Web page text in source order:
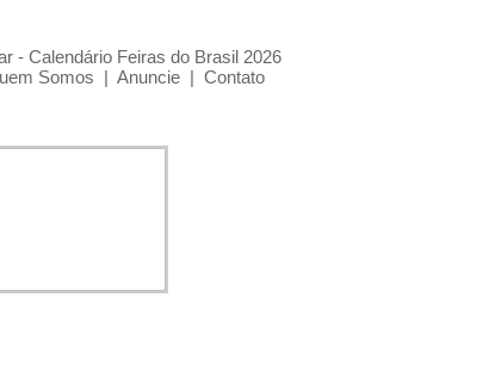
- Calendário Feiras do Brasil 2026
Somos | Anuncie | Contato